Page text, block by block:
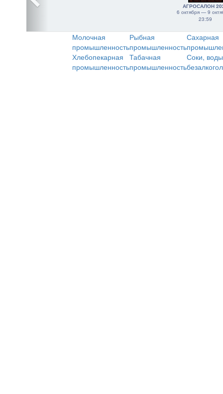
АГРОСАЛОН
6 октября — 9
23:59
Молочная
промышленность
Рыбная
промышленность
Сахарная
Хлебопекарная
промышленность
Табачная
промышленность
Соки,